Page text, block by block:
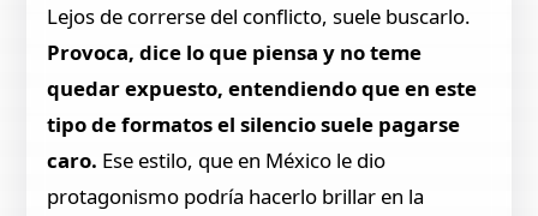
Lejos de correrse del conflicto, suele buscarlo.
Provoca, dice lo que piensa y no teme
quedar expuesto, entendiendo que en este
tipo de formatos el silencio suele pagarse
caro. Ese estilo, que en México le dio
protagonismo podría hacerlo brillar en la